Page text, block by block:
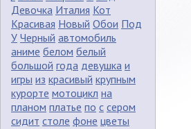
Девочка Италия Кот
Красивая Новый Обои Под
У Черный автомобиль
аниме белом белый
большой года девушка и
игры из красивый крупным
курорте мотоцикл на
планом платье по с сером
сидит столе фоне цветы